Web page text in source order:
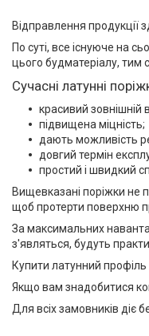
DEAL (власне
Плінтуси з
(для стін, підлоги,
керамограніта і т.
Оздоблювальний
ДСП, ЛДСП, скла,
декоративних
панелей,
Профіль для
Капельник
балконний
Відведення води.
Алюмінієвий
Алюмінієві куточки
Алюмінієвий
Відправлення продукції
По суті, все існуюче на
цього будматеріалу, тим
Сучасні латунні
красивий зовнішній
підвищена міцність;
дають можливість
довгий термін
простий і швидкий
Вищевказані поріжки не
щоб протерти поверхню
За максимальних
з'являться, будуть
Купити латунний
Якщо вам знадобитися
Для всіх замовників діє